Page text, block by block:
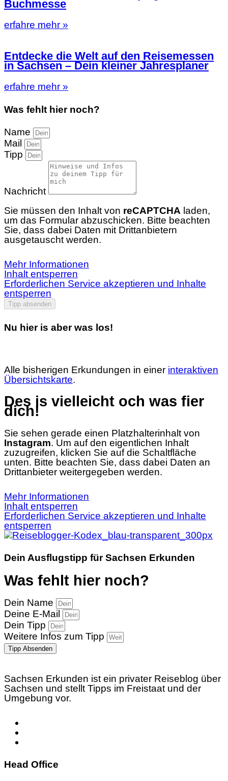
Buchmesse
erfahre mehr »
Entdecke die Welt auf den Reisemessen
in Sachsen – Dein kleiner Jahresplaner
erfahre mehr »
Was fehlt hier noch?
Name
Mail
Tipp
Nachricht
Sie müssen den Inhalt von reCAPTCHA laden,
um das Formular abzuschicken. Bitte beachten
Sie, dass dabei Daten mit Drittanbietern
ausgetauscht werden.
Mehr Informationen
Inhalt entsperren
Erforderlichen Service akzeptieren und Inhalte
entsperren
Tipp absenden
Nu hier is aber was los!
Alle bisherigen Erkundungen in einer interaktiven
Übersichtskarte.
Des is vielleicht och was fier
dich!
Sie sehen gerade einen Platzhalterinhalt von
Instagram. Um auf den eigentlichen Inhalt
zuzugreifen, klicken Sie auf die Schaltfläche
unten. Bitte beachten Sie, dass dabei Daten an
Drittanbieter weitergegeben werden.
Mehr Informationen
Inhalt entsperren
Erforderlichen Service akzeptieren und Inhalte
entsperren
Dein Ausflugstipp für Sachsen Erkunden
Was fehlt hier noch?
Dein Name
Deine E-Mail
Dein Tipp
Weitere Infos zum Tipp
Tipp Absenden
Sachsen Erkunden ist ein privater Reiseblog über
Sachsen und stellt Tipps im Freistaat und der
Umgebung vor.
Head Office